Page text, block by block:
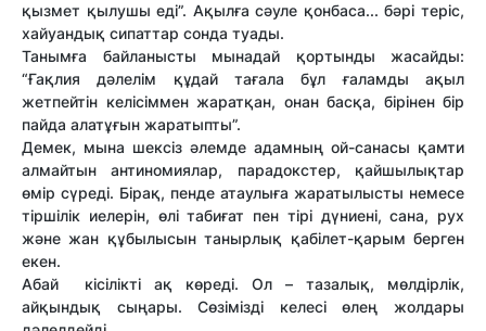
қызмет қылушы еді”. Ақылға сәуле қонбаса... бәрі теріс,
хайуандық сипаттар сонда туады.
Танымға байланысты мынадай қортынды жасайды:
“Ғақлия дәлелім құдай тағала бұл ғаламды ақыл
жетпейтін келісіммен жаратқан, онан басқа, бірінен бір
пайда алатұғын жаратыпты”.
Демек, мына шексіз әлемде адамның ой-санасы қамти
алмайтын антиномиялар, парадокстер, қайшылықтар
өмір сүреді. Бірақ, пенде атаулыға жаратылысты немесе
тіршілік иелерін, өлі табиғат пен тірі дүниені, сана, рух
және жан құбылысын танырлық қабілет-қарым берген
екен.
Абай кісілікті ақ көреді. Ол – тазалық, мөлдірлік,
айқындық сыңары. Сөзімізді келесі өлең жолдары